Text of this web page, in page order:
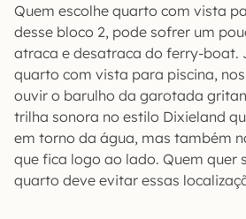
Quem escolhe quarto com vista
desse bloco 2, pode sofrer um
atraca e desatraca do ferry-boat.
quarto com vista para piscina,
ouvir o barulho da garotada
trilha sonora no estilo Dixieland
em torno da água, mas também
que fica logo ao lado. Quem quer
quarto deve evitar essas